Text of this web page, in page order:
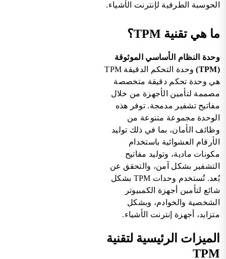
الحوسبة الطرفية لإنترنت الأشياء.
ما هي تقنية TPM؟
وحدة النظام الأساسي الموثوقة
(TPM)
وحدة التحكم الدقيقة TPM
هي وحدة تحكم دقيقة متخصصة
مصممة لتأمين الأجهزة من خلال
مفاتيح تشفير مدمجة. توفر هذه
الوحدة مجموعة متنوعة من
وظائف الأمان، بما في ذلك توليد
الأرقام العشوائية باستخدام
مكونات مادية، وتوليد مفاتيح
التشفير بشكل آمن، والتحقق عن
بُعد. تُستخدم وحدات TPM بشكل
شائع لتأمين أجهزة الكمبيوتر
الشخصية والخوادم، وبشكل
متزايد، أجهزة إنترنت الأشياء.
الميزات الرئيسية لتقنية
TPM